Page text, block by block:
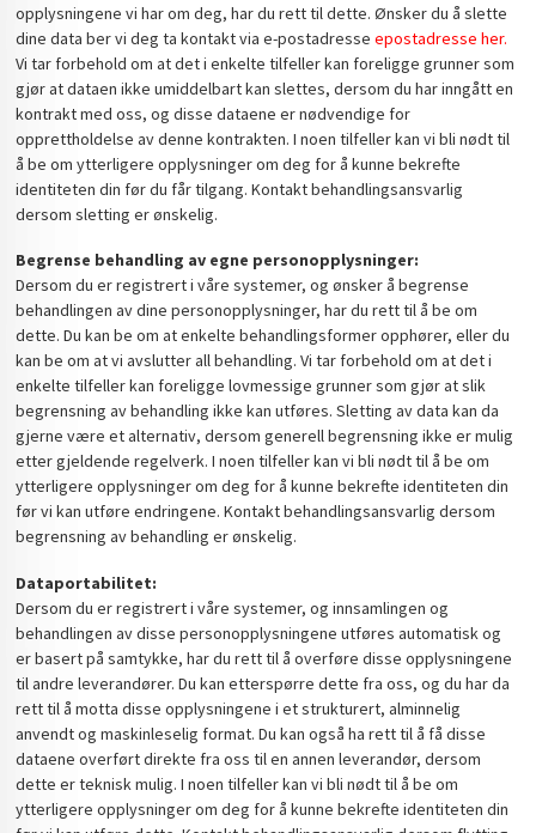
opplysningene vi har om deg, har du rett til dette. Ønsker du å slette
dine data ber vi deg ta kontakt via e-postadresseepostadresse her.
Vi tar forbehold om at det i enkelte tilfeller kan foreligge grunner som
gjør at dataen ikke umiddelbart kan slettes, dersom du har inngått en
kontrakt med oss, og disse dataene er nødvendige for
opprettholdelse av denne kontrakten. I noen tilfeller kan vi bli nødt til
å be om ytterligere opplysninger om deg for å kunne bekrefte
identiteten din før du får tilgang. Kontakt behandlingsansvarlig
dersom sletting er ønskelig.
Begrense behandling av egne personopplysninger:
Dersom du er registrert i våre systemer, og ønsker å begrense
behandlingen av dine personopplysninger, har du rett til å be om
dette. Du kan be om at enkelte behandlingsformer opphører, eller du
kan be om at vi avslutter all behandling. Vi tar forbehold om at det i
enkelte tilfeller kan foreligge lovmessige grunner som gjør at slik
begrensning av behandling ikke kan utføres. Sletting av data kan da
gjerne være et alternativ, dersom generell begrensning ikke er mulig
etter gjeldende regelverk. I noen tilfeller kan vi bli nødt til å be om
ytterligere opplysninger om deg for å kunne bekrefte identiteten din
før vi kan utføre endringene. Kontakt behandlingsansvarlig dersom
begrensning av behandling er ønskelig.
Dataportabilitet:
Dersom du er registrert i våre systemer, og innsamlingen og
behandlingen av disse personopplysningene utføres automatisk og
er basert på samtykke, har du rett til å overføre disse opplysningene
til andre leverandører. Du kan etterspørre dette fra oss, og du har da
rett til å motta disse opplysningene i et strukturert, alminnelig
anvendt og maskinleselig format. Du kan også ha rett til å få disse
dataene overført direkte fra oss til en annen leverandør, dersom
dette er teknisk mulig. I noen tilfeller kan vi bli nødt til å be om
ytterligere opplysninger om deg for å kunne bekrefte identiteten din